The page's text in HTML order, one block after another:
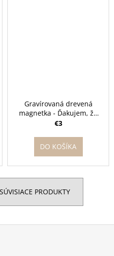
Gravírovaná drevená
magnetka - Ďakujem, že
mi pomáhate rásť
€3
DO KOŠÍKA
PRODUKTY